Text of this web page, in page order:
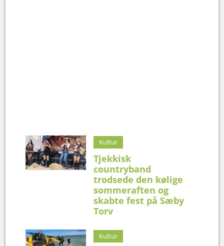
Kultur
Tjekkisk
countryband
trodsede den kølige
sommeraften og
skabte fest på Sæby
Torv
Kultur